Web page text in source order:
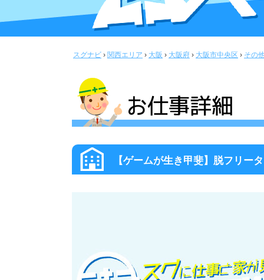
スグナビ › 関西エリア › 大阪 › 大阪府 › 大阪市中央区 › その
【ゲームが生き甲斐】脱フリ